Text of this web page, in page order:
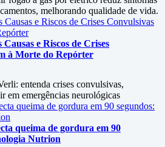
melhorando qualidade de vida.
e Riscos de Crises
à Morte do Repórter
entenda crises convulsivas,
em emergências neurológicas
queima de gordura em 90
Nutrion